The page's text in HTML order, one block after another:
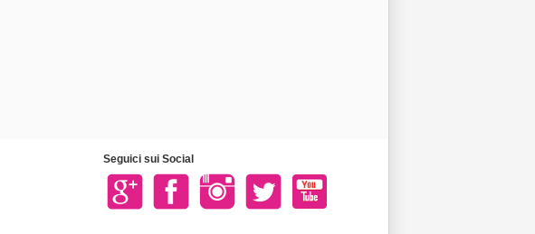
Seguici sui Social